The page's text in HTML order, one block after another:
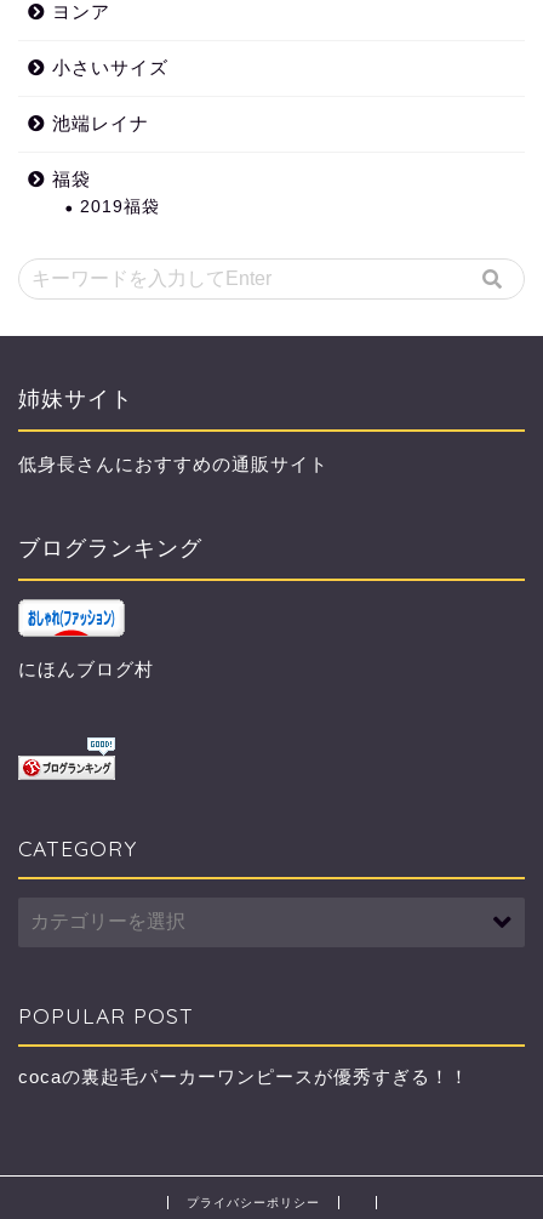
ヨンア
小さいサイズ
池端レイナ
福袋
2019福袋
姉妹サイト
低身長さんにおすすめの通販サイト
ブログランキング
にほんブログ村
CATEGORY
POPULAR POST
cocaの裏起毛パーカーワンピースが優秀すぎる！！
プライバシーポリシー